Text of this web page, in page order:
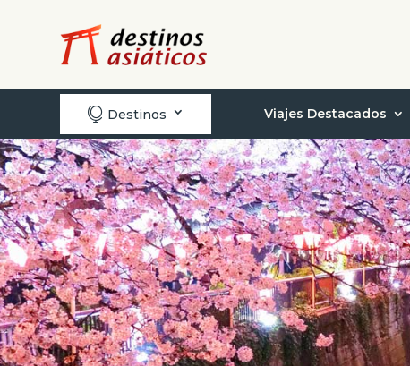
 Destinos Viajes Destacados